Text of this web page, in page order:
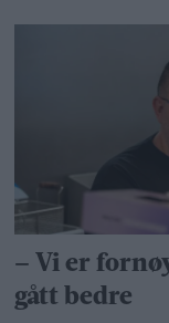
– Vi er
gått bedre